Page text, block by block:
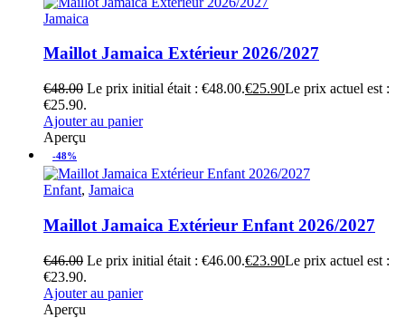
Jamaica
Maillot Jamaica Extérieur 2026/2027
€48.00 Le prix initial était : €48.00.€25.90Le prix actuel est :
€25.90.
Ajouter au panier
Aperçu
-48%
Enfant, Jamaica
Maillot Jamaica Extérieur Enfant 2026/2027
€46.00 Le prix initial était : €46.00.€23.90Le prix actuel est :
€23.90.
Ajouter au panier
Aperçu